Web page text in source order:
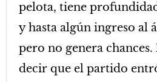
pelota, tiene
y hasta algún ingreso al
pero no genera chances.
decir que el partido